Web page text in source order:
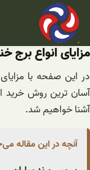
رفتن
محتوا
مزایای انواع
در این صفحه با
آسان ترین روش خرید
آشنا خواهیم شد.
آنچه در این مقاله